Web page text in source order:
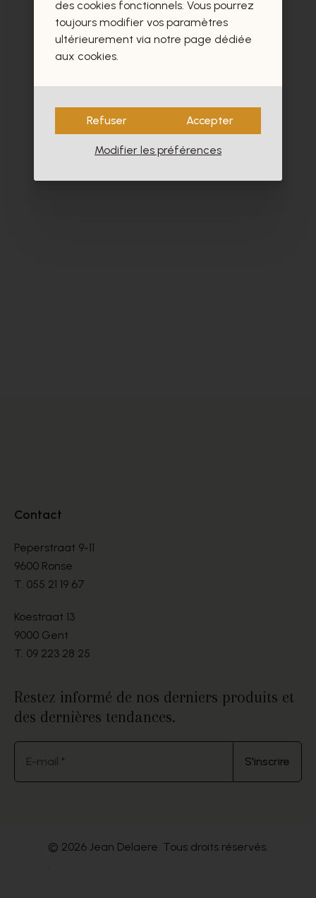
Contact
Peperstraat 9-11
9600 Ronse
T. 055 21 19 67
Koestraat 13
9000 Gent
T. 09 223 28 25
Restez informé de nos derniers produits et
des dernières tendances.
E-mail * S'inscrire
© 2026 Jean Delaere. Tous droits réservés.
.
des cookies fonctionnels. Vous pourrez
toujours modifier vos paramètres
ultérieurement via notre page dédiée
aux cookies.
Refuser Accepter
Modifier les préférences